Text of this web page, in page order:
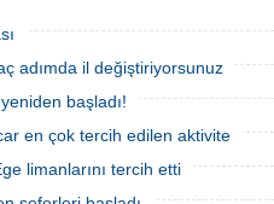
sefer eklemesiyle birlikte sezon
sonunda 250 bin ziyaretçiye ulaşılması
hedefleniyor.
adımda il değiştiriyorsunuz
başladı!
en çok tercih edilen aktivite
limanlarını tercih etti